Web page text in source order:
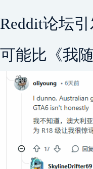
Reddit论坛
可能比《我